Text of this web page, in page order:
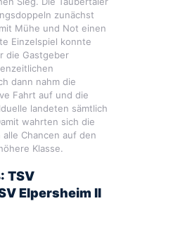
zunächst
Mühe und Not einen
Einzelspiel konnte
die Gastgeber
dann nahm die
Fahrt auf und die
landeten sämtlich
wahrten sich die
Chancen auf den
Klasse.
TSV
Elpersheim II